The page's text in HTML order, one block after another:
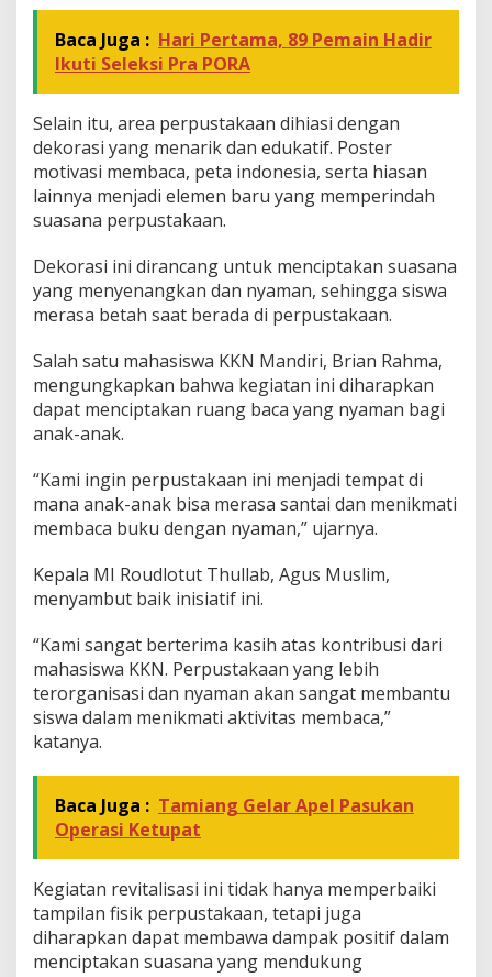
s
t
a
k
a
n
M
I
R
o
u
l
o
t
u
T
h
u
b
Baca Juga : Hari Pertama, 89 Pemain Hadir
Ikuti Seleksi Pra PORA
Selain itu, area perpustakaan dihiasi dengan
dekorasi yang menarik dan edukatif. Poster
motivasi membaca, peta indonesia, serta hiasan
lainnya menjadi elemen baru yang memperindah
suasana perpustakaan.
Dekorasi ini dirancang untuk menciptakan suasana
yang menyenangkan dan nyaman, sehingga siswa
merasa betah saat berada di perpustakaan.
Salah satu mahasiswa KKN Mandiri, Brian Rahma,
mengungkapkan bahwa kegiatan ini diharapkan
dapat menciptakan ruang baca yang nyaman bagi
anak-anak.
“Kami ingin perpustakaan ini menjadi tempat di
mana anak-anak bisa merasa santai dan menikmati
membaca buku dengan nyaman,” ujarnya.
Kepala MI Roudlotut Thullab, Agus Muslim,
menyambut baik inisiatif ini.
“Kami sangat berterima kasih atas kontribusi dari
mahasiswa KKN. Perpustakaan yang lebih
terorganisasi dan nyaman akan sangat membantu
siswa dalam menikmati aktivitas membaca,”
katanya.
Baca Juga : Tamiang Gelar Apel Pasukan
Operasi Ketupat
Kegiatan revitalisasi ini tidak hanya memperbaiki
tampilan fisik perpustakaan, tetapi juga
diharapkan dapat membawa dampak positif dalam
menciptakan suasana yang mendukung